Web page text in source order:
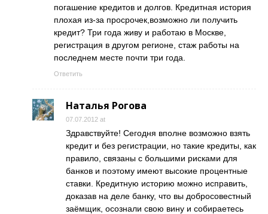
погашение кредитов и долгов. Кредитная история
плохая из-за просрочек,возможно ли получить
кредит? Три года живу и работаю в Москве,
регистрация в другом регионе, стаж работы на
последнем месте почти три года.
Ответить
Наталья Рогова
07.07.2012 at
Здравствуйте! Сегодня вполне возможно взять
кредит и без регистрации, но такие кредиты, как
правило, связаны с большими рисками для
банков и поэтому имеют высокие процентные
ставки. Кредитную историю можно исправить,
доказав на деле банку, что вы добросовестный
заёмщик, осознали свою вину и собираетесь